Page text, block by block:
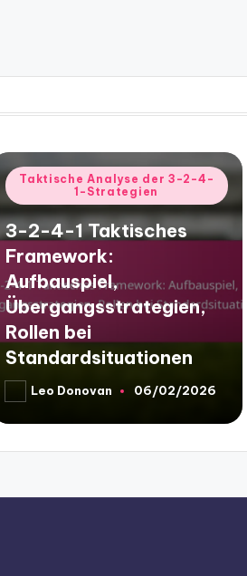
Posted
in
Taktische Analyse der 3-2-4-
1-Strategien
3-2-4-1 Taktisches
Framework:
Aufbauspiel,
Übergangsstrategien,
Rollen bei
Standardsituationen
PostedLeo Donovan 06/02/2026